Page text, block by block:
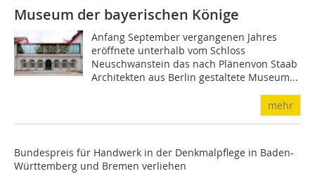
Museum der bayerischen Könige
Anfang September vergangenen Jahres
eröffnete unterhalb vom Schloss
Neuschwanstein das nach Plänenvon Staab
Architekten aus Berlin gestaltete Museum...
mehr
Bundespreis für Handwerk in der Denkmalpflege in Baden-
Württemberg und Bremen verliehen